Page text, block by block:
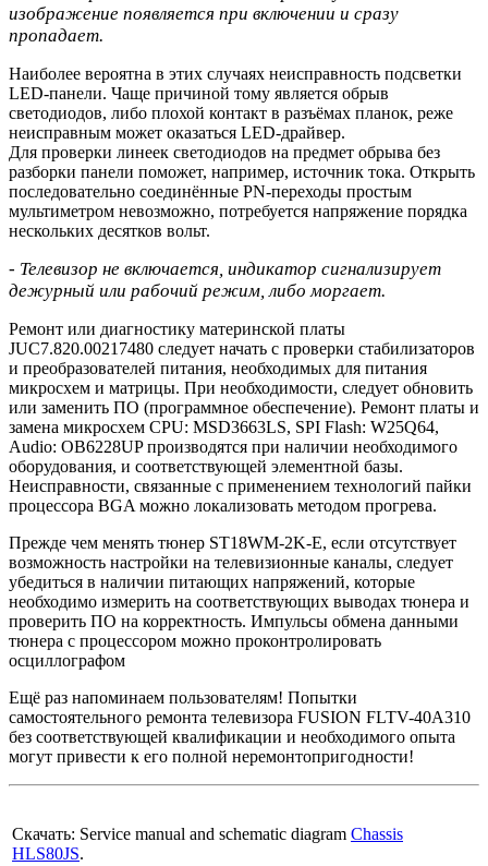
изображение появляется при включении и сразу
пропадает.
Наиболее вероятна в этих случаях неисправность подсветки
LED-панели. Чаще причиной тому является обрыв
светодиодов, либо плохой контакт в разъёмах планок, реже
неисправным может оказаться LED-драйвер.
Для проверки линеек светодиодов на предмет обрыва без
разборки панели поможет, например, источник тока. Открыть
последовательно соединённые PN-переходы простым
мультиметром невозможно, потребуется напряжение порядка
нескольких десятков вольт.
- Телевизор не включается, индикатор сигнализирует
дежурный или рабочий режим, либо моргает.
Ремонт или диагностику материнской платы
JUC7.820.00217480 следует начать с проверки стабилизаторов
и преобразователей питания, необходимых для питания
микросхем и матрицы. При необходимости, следует обновить
или заменить ПО (программное обеспечение). Ремонт платы и
замена микросхем CPU: MSD3663LS, SPI Flash: W25Q64,
Audio: OB6228UP производятся при наличии необходимого
оборудования, и соответствующей элементной базы.
Неисправности, связанные с применением технологий пайки
процессора BGA можно локализовать методом прогрева.
Прежде чем менять тюнер ST18WM-2K-E, если отсутствует
возможность настройки на телевизионные каналы, следует
убедиться в наличии питающих напряжений, которые
необходимо измерить на соответствующих выводах тюнера и
проверить ПО на корректность. Импульсы обмена данными
тюнера с процессором можно проконтролировать
осциллографом
Ещё раз напоминаем пользователям! Попытки
самостоятельного ремонта телевизора FUSION FLTV-40A310
без соответствующей квалификации и необходимого опыта
могут привести к его полной неремонтопригодности!
Скачать: Service manual and schematic diagram Chassis
HLS80JS.